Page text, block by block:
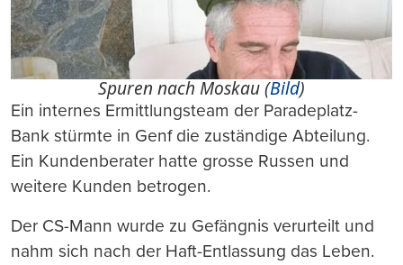
Spuren nach Moskau (Bild)
Ein internes Ermittlungsteam der Paradeplatz-
Bank stürmte in Genf die zuständige Abteilung.
Ein Kundenberater hatte grosse Russen und
weitere Kunden betrogen.
Der CS-Mann wurde zu Gefängnis verurteilt und
nahm sich nach der Haft-Entlassung das Leben.